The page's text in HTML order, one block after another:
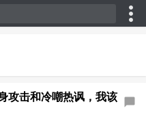
攻击和冷嘲热讽，我该